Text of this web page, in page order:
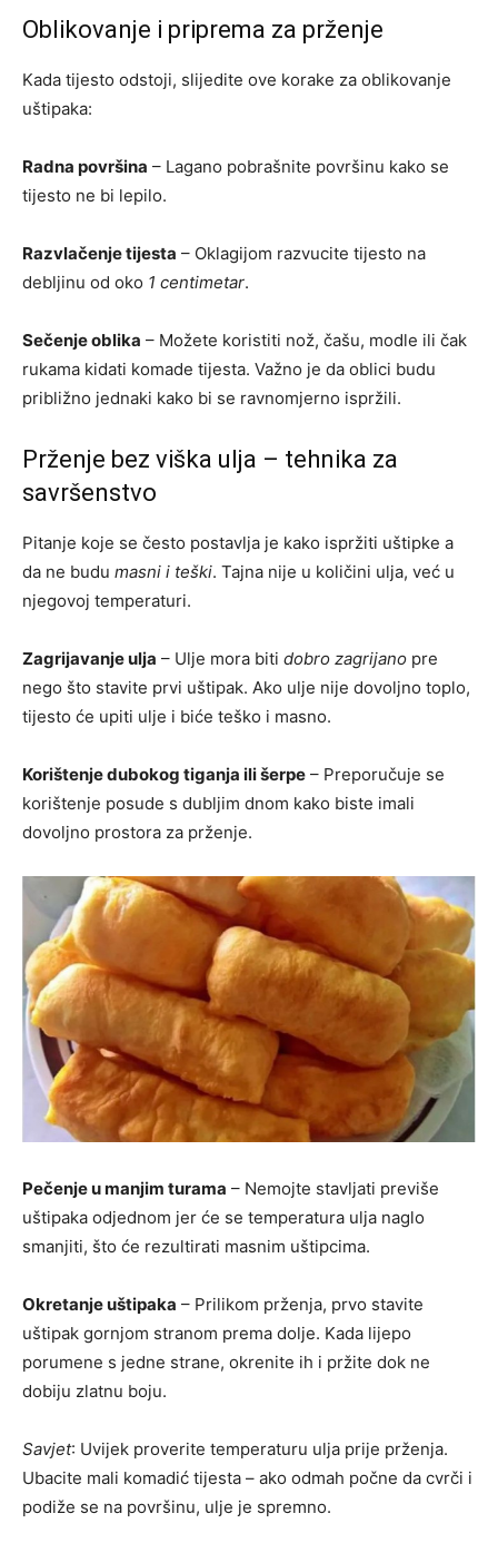
Oblikovanje i priprema za prženje
Kada tijesto odstoji, slijedite ove korake za oblikovanje
uštipaka:
Radna površina – Lagano pobrašnite površinu kako se
tijesto ne bi lepilo.
Razvlačenje tijesta – Oklagijom razvucite tijesto na
debljinu od oko 1 centimetar.
Sečenje oblika – Možete koristiti nož, čašu, modle ili čak
rukama kidati komade tijesta. Važno je da oblici budu
približno jednaki kako bi se ravnomjerno ispržili.
Prženje bez viška ulja – tehnika za
savršenstvo
Pitanje koje se često postavlja je kako ispržiti uštipke a
da ne budu masni i teški. Tajna nije u količini ulja, već u
njegovoj temperaturi.
Zagrijavanje ulja – Ulje mora biti dobro zagrijano pre
nego što stavite prvi uštipak. Ako ulje nije dovoljno toplo,
tijesto će upiti ulje i biće teško i masno.
Korištenje dubokog tiganja ili šerpe – Preporučuje se
korištenje posude s dubljim dnom kako biste imali
dovoljno prostora za prženje.
Pečenje u manjim turama – Nemojte stavljati previše
uštipaka odjednom jer će se temperatura ulja naglo
smanjiti, što će rezultirati masnim uštipcima.
Okretanje uštipaka – Prilikom prženja, prvo stavite
uštipak gornjom stranom prema dolje. Kada lijepo
porumene s jedne strane, okrenite ih i pržite dok ne
dobiju zlatnu boju.
Savjet: Uvijek proverite temperaturu ulja prije prženja.
Ubacite mali komadić tijesta – ako odmah počne da cvrči i
podiže se na površinu, ulje je spremno.